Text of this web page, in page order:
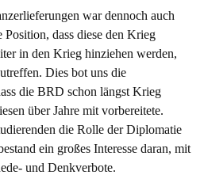
war dennoch auch
dass diese den Krieg
in den Krieg hinziehen werden,
Dies bot uns die
die BRD schon längst Krieg
über Jahre mit vorbereitete.
die Rolle der Diplomatie
ein großes Interesse daran, mit
und Denkverbote.